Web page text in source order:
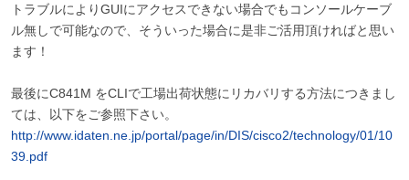
トラブルによりGUIにアクセスできない場合でもコンソールケーブ
ル無しで可能なので、そういった場合に是非ご活用頂ければと思い
ます！
最後にC841M をCLIで工場出荷状態にリカバリする方法につきまし
ては、以下をご参照下さい。
http://www.idaten.ne.jp/portal/page/in/DIS/cisco2/technology/01/10
39.pdf